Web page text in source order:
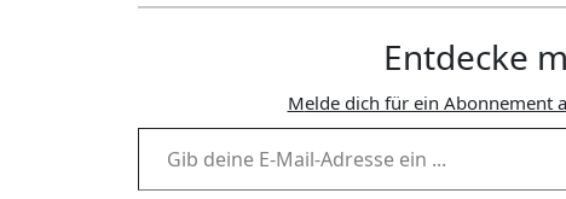
Entdecke
Melde dich für ein
Gib deine E-Mail-Adresse ein ...